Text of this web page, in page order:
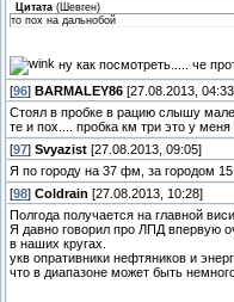
Цитата (Шевген)
то пох на дальнобой
ну как посмотреть..... че
[96] BARMALEY86 [27.08.2013,
Стоял в пробке в рацию слышу
те и пох.... пробка км три это у
[97] Svyazist [27.08.2013, 09:05]
Я по городу на 37 фм, за городом
[98] Coldrain [27.08.2013, 10:28]
Полгода получается на главной
Я давно говорил про ЛПД впервую
в наших кругах.
укв опративники нефтяников и
что в диапазоне может быть